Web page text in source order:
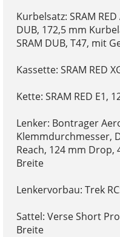
Kurbelsatz: SRAM
DUB, 172,5 mm
SRAM DUB, T47, mit
Kassette: SRAM RED
Kette: SRAM RED E1,
Lenker: Bontrager
Klemmdurchmesser,
Reach, 124 mm
Breite
Lenkervorbau: Trek
Sattel: Verse Short
Breite